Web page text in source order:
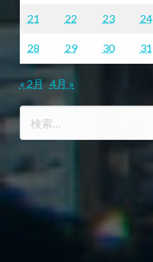
21 22 23 24
28 29 30 31
« 2月 4月 »